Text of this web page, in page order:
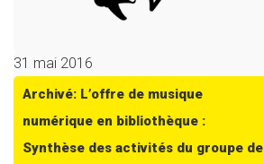
31 mai 2016
Archivé: L’offre de musique
numérique en bibliothèque :
Synthèse des activités du groupe de